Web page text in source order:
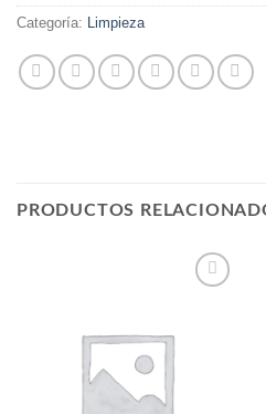
Categoría: Limpieza
PRODUCTOS